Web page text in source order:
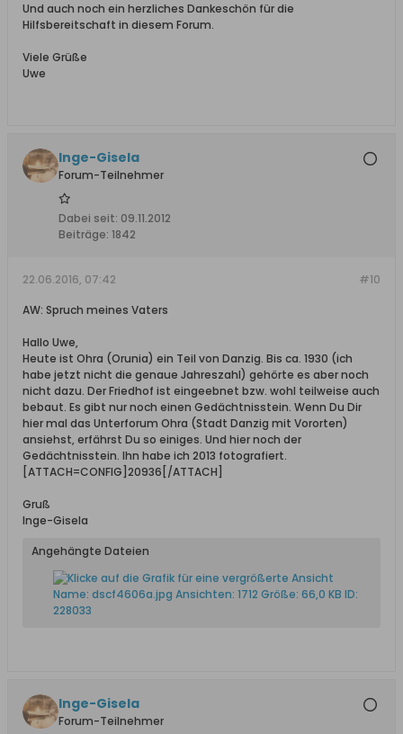
Und auch noch ein herzliches Dankeschön für die
Hilfsbereitschaft in diesem Forum.
Viele Grüße
Uwe
Inge-Gisela
Forum-Teilnehmer
Dabei seit: 09.11.2012
Beiträge: 1842
#10
22.06.2016, 07:42
AW: Spruch meines Vaters
Hallo Uwe,
Heute ist Ohra (Orunia) ein Teil von Danzig. Bis ca. 1930 (ich
habe jetzt nicht die genaue Jahreszahl) gehörte es aber noch
nicht dazu. Der Friedhof ist eingeebnet bzw. wohl teilweise auch
bebaut. Es gibt nur noch einen Gedächtnisstein. Wenn Du Dir
hier mal das Unterforum Ohra (Stadt Danzig mit Vororten)
ansiehst, erfährst Du so einiges. Und hier noch der
Gedächtnisstein. Ihn habe ich 2013 fotografiert.
[ATTACH=CONFIG]20936[/ATTACH]
Gruß
Inge-Gisela
Angehängte Dateien
Inge-Gisela
Forum-Teilnehmer